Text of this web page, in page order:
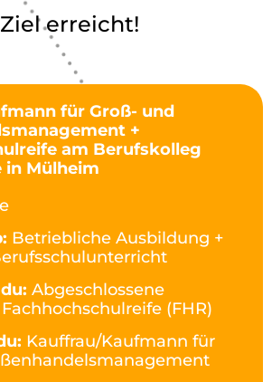
Ziel erreicht!
für Groß- und
+
am Berufskolleg
in Mülheim
Betriebliche Ausbildung +
Abgeschlossene
(FHR)
Kauffrau/Kaufmann für